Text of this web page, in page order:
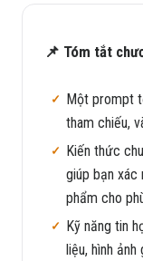
📌 Tóm tắt
Một prompt
tham chiếu,
Kiến thức
giúp bạn xác
phẩm cho
Kỹ năng tin
liệu, hình